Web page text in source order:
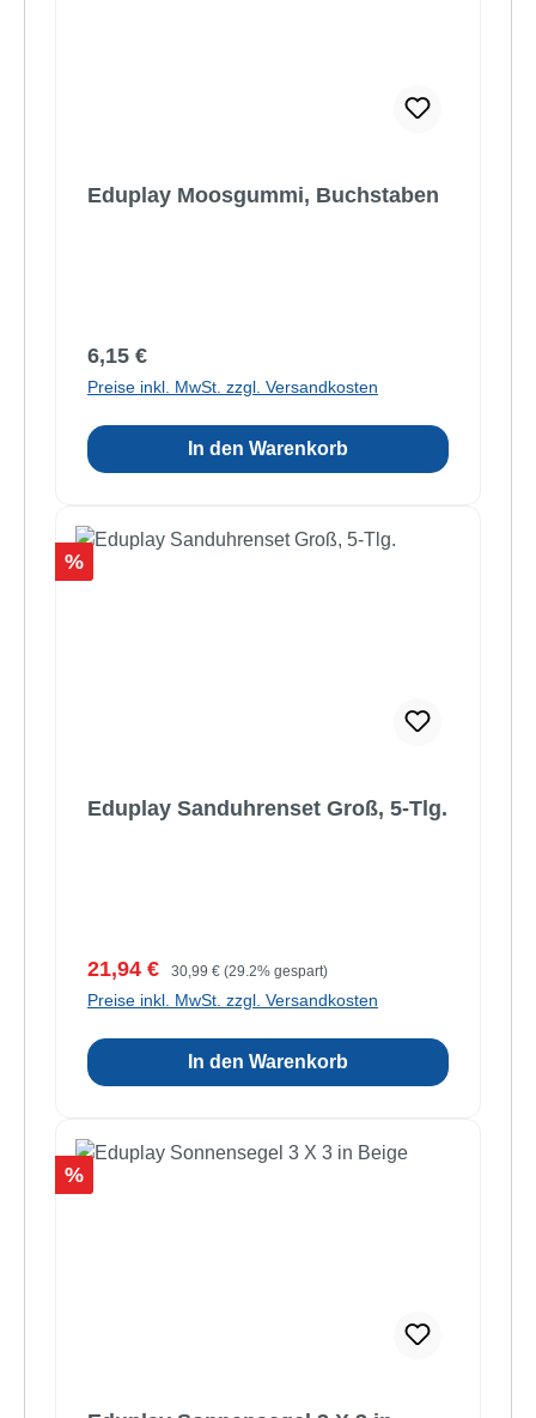
Eduplay Moosgummi, Buchstaben
Regulärer Preis:
6,15 €
Preise inkl. MwSt. zzgl. Versandkosten
In den Warenkorb
Rabatt
%
Eduplay Sanduhrenset Groß, 5-Tlg.
Verkaufspreis:
21,94 € Regulärer Preis:
30,99 € (29.2% gespart)
Preise inkl. MwSt. zzgl. Versandkosten
In den Warenkorb
Rabatt
%